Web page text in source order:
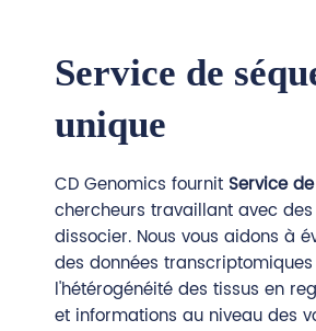
Service de
unique
CD Genomics fournit Service
chercheurs travaillant avec
dissocier. Nous vous aidons à
des données
l'hétérogénéité des tissus en
et informations au niveau des